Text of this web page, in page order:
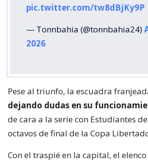
pic.twitter.com/tw8dBjKy9P
— Tonnbahia (@tonnbahia24)
2026
Pese al triunfo, la escuadra
dejando dudas en su
de cara a la serie con Estudiantes
octavos de final de la Copa
Con el traspié en la capital, el